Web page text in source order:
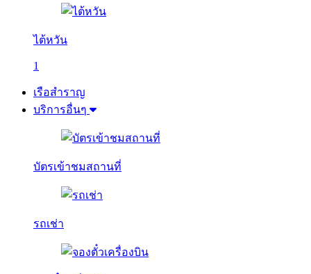
ไต้หวัน
1
เรือสำราญ
บริการอื่นๆ
บัตรเข้าชมสถานที่
รถเช่า